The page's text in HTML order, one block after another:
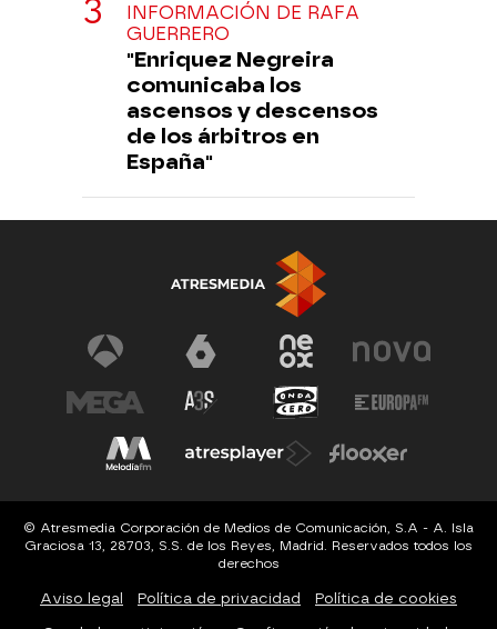
INFORMACIÓN DE RAFA
GUERRERO
"Enriquez Negreira
comunicaba los
ascensos y descensos
de los árbitros en
España"
© Atresmedia Corporación de Medios de Comunicación, S.A - A. Isla
Graciosa 13, 28703, S.S. de los Reyes, Madrid. Reservados todos los
derechos
Aviso legal Política de privacidad Política de cookies